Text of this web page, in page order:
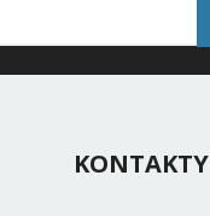
KONTAKTY